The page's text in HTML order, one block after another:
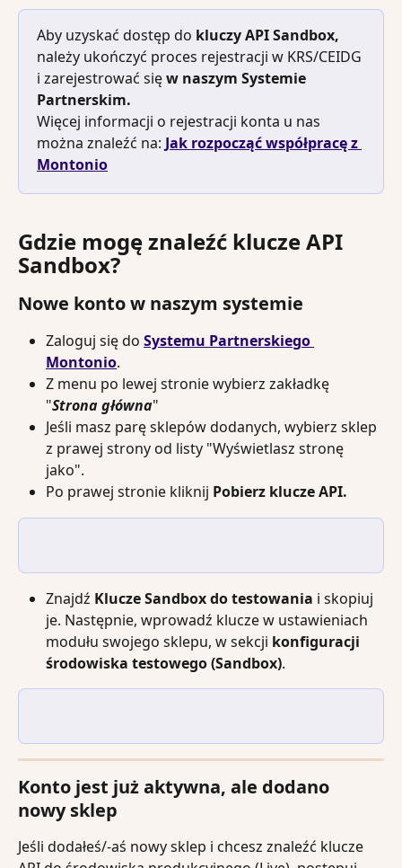
Aby uzyskać dostęp do kluczy API Sandbox,
należy ukończyć proces rejestracji w KRS/CEIDG
i zarejestrować się w naszym Systemie
Partnerskim.
Więcej informacji o rejestracji konta u nas
można znaleźć na: Jak rozpocząć współpracę z
Montonio
Gdzie mogę znaleźć klucze API
Sandbox?
Nowe konto w naszym systemie
Zaloguj się do Systemu Partnerskiego
Montonio.
Z menu po lewej stronie wybierz zakładkę
"Strona główna"
Jeśli masz parę sklepów dodanych, wybierz sklep
z prawej strony od listy "Wyświetlasz stronę
jako".
Po prawej stronie kliknij Pobierz klucze API.
Znajdź Klucze Sandbox do testowania i skopiuj
je. Następnie, wprowadź klucze w ustawieniach
modułu swojego sklepu, w sekcji konfiguracji
środowiska testowego (Sandbox).
Konto jest już aktywna, ale dodano
nowy sklep
Jeśli dodałeś/-aś nowy sklep i chcesz znaleźć klucze